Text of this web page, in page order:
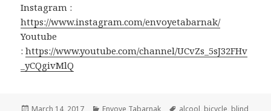
Instagram :
https://www.instagram.com/envoyetabarnak/
Youtube
:https://www.youtube.com/channel/UCvZs_5sJ32FHv
_yCQgivMlQ
Posted
March 14, 2017 Categories
Envoye Tabarnak Tags
alcool, bicycle, blind